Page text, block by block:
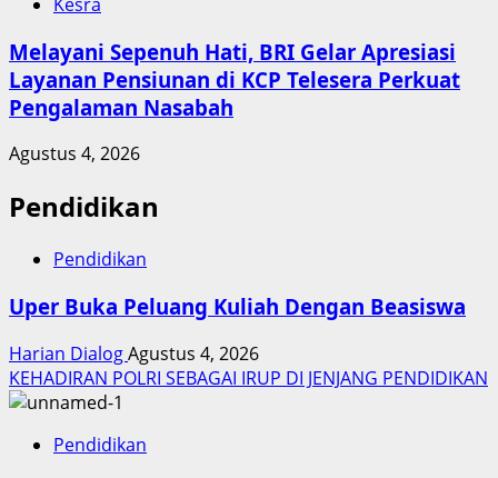
Melayani Sepenuh Hati, BRI Gelar Apresiasi
Layanan Pensiunan di KCP Telesera Perkuat
Pengalaman Nasabah
Agustus 4, 2026
Pendidikan
Pendidikan
Uper Buka Peluang Kuliah Dengan Beasiswa
Harian DialogAgustus 4, 2026
KEHADIRAN POLRI SEBAGAI IRUP DI JENJANG PENDIDIKAN
Pendidikan